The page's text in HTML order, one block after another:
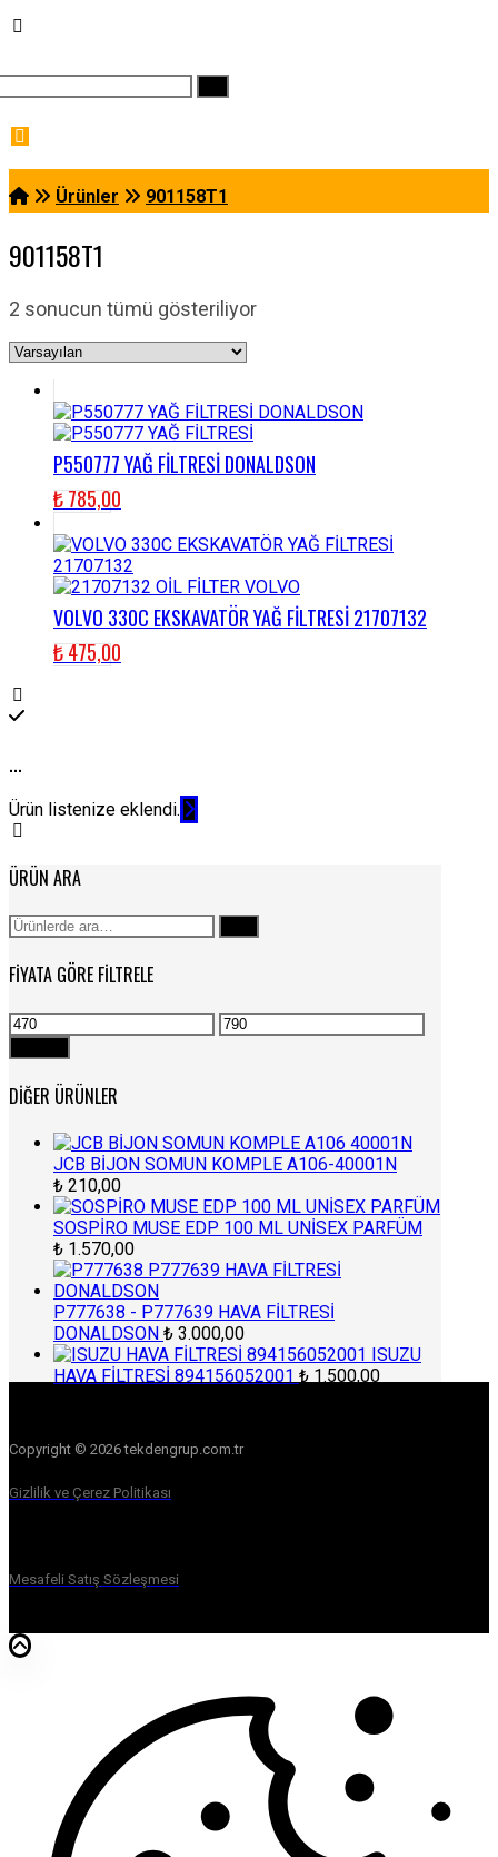
Ürünler 901158T1
901158T1
2 sonucun tümü gösteriliyor
P550777 YAĞ FİLTRESİ DONALDSON
₺785,00
VOLVO 330C EKSKAVATÖR YAĞ FİLTRESİ 21707132
₺475,00
...
Ürün listenize eklendi.
ÜRÜN ARA
Ara:
FIYATA GÖRE FILTRELE
En
düşük
fiyat
En
yüksek
DIĞER ÜRÜNLER
JCB BİJON SOMUN KOMPLE A106-40001N
₺ 210,00
SOSPİRO MUSE EDP 100 ML UNİSEX PARFÜM
₺ 1.570,00
P777638 - P777639 HAVA FİLTRESİ
DONALDSON ₺ 3.000,00
ISUZU
HAVA FİLTRESİ 894156052001 ₺ 1.500,00
Copyright © 2026 tekdengrup.com.tr
Gizlilik ve Çerez Politikası
Mesafeli Satış Sözleşmesi